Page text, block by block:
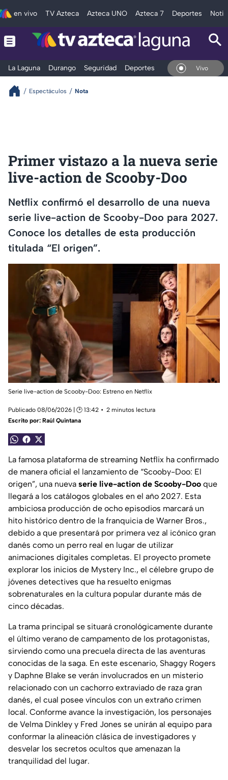
en vivo TV Azteca Azteca UNO Azteca 7 Deportes
La Laguna Durango Seguridad Deportes Entretenimiento
En Vivo
Espectáculos Nota
Primer vistazo a la nueva serie
live-action de Scooby-Doo
Netflix confirmó el desarrollo de una nueva
serie live-action de Scooby-Doo para 2027.
Conoce los detalles de esta producción
titulada “El origen”.
Serie live-action de Scooby-Doo: Estreno en Netflix
Publicado 08/06/2026 | 🕑 13:42
2 minutos lectura
Escrito por: Raúl Quintana
La famosa plataforma de streaming Netflix ha confirmado
de manera oficial el lanzamiento de “Scooby-Doo: El
origen”, una nueva serie live-action de Scooby-Doo que
llegará a los catálogos globales en el año 2027. Esta
ambiciosa producción de ocho episodios marcará un
hito histórico dentro de la franquicia de Warner Bros.,
debido a que presentará por primera vez al icónico gran
danés como un perro real en lugar de utilizar
animaciones digitales completas. El proyecto promete
explorar los inicios de Mystery Inc., el célebre grupo de
jóvenes detectives que ha resuelto enigmas
sobrenaturales en la cultura popular durante más de
cinco décadas.
La trama principal se situará cronológicamente durante
el último verano de campamento de los protagonistas,
sirviendo como una precuela directa de las aventuras
conocidas de la saga. En este escenario, Shaggy Rogers
y Daphne Blake se verán involucrados en un misterio
relacionado con un cachorro extraviado de raza gran
danés, el cual posee vínculos con un extraño crimen
local. Conforme avance la investigación, los personajes
de Velma Dinkley y Fred Jones se unirán al equipo para
conformar la alineación clásica de investigadores y
desvelar los secretos ocultos que amenazan la
tranquilidad del lugar.